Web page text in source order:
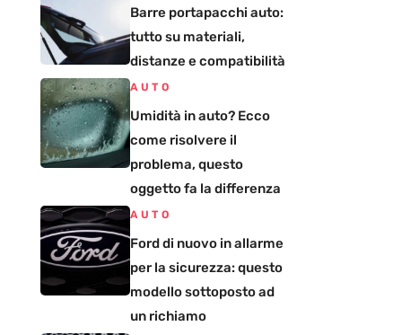
Barre portapacchi auto:
tutto su materiali,
distanze e compatibilità
AUTO
Umidità in auto? Ecco
come risolvere il
problema, questo
oggetto fa la differenza
AUTO
Ford di nuovo in allarme
per la sicurezza: questo
modello sottoposto ad
un richiamo